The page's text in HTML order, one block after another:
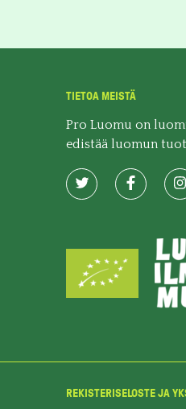
TIETOA MEISTÄ
Pro Luomu on
edistää luomun
REKISTERISELOSTE JA